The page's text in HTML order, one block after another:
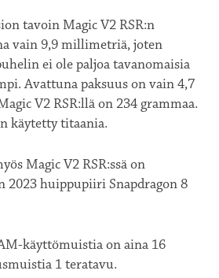
tavoin Magic V2 RSR:n
vain 9,9 millimetriä, joten
ei ole paljoa tavanomaisia
Avattuna paksuus on vain 4,7
V2 RSR:llä on 234 grammaa.
käytetty titaania.
Magic V2 RSR:ssä on
2023 huippupiiri Snapdragon 8
käyttömuistia on aina 16
1 teratavu.